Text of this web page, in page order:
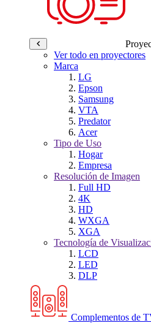
Ver todo en proyectores
Marca
LG
Epson
Samsung
VTA
Predator
Acer
Tipo de Uso
Hogar
Empresa
Resolución de Imagen
Full HD
4K
HD
WXGA
XGA
Tecnología de
LCD
LED
DLP
Complementos de